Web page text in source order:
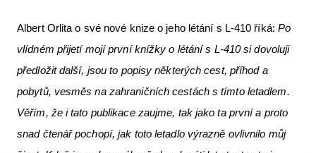
Albert Orlita o své nové knize o jeho létání s L-410 říká: Po
vlídném přijetí mojí první knížky o létání s L-410 si dovoluji
předložit další, jsou to popisy některých cest, příhod a
pobytů, vesměs na zahraničních cestách s tímto letadlem.
Věřím, že i tato publikace zaujme, tak jako ta první a proto
snad čtenář pochopí, jak toto letadlo výrazně ovlivnilo můj